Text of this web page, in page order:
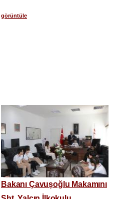
görüntüle
Bakanı Çavuşoğlu Makamını